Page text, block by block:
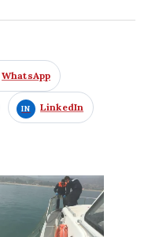
WhatsApp
LinkedIn